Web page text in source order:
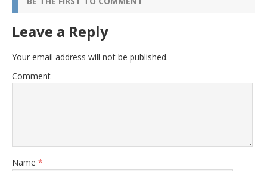
Leave a Reply
Your email address will not be published.
Comment
Name *